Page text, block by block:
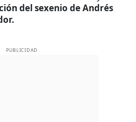
del sexenio de Andrés
PUBLICIDAD